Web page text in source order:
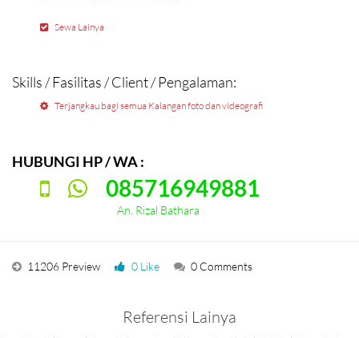
Sewa Lainya
Skills / Fasilitas / Client / Pengalaman:
Terjangkau bagi semua Kalangan foto dan videografi
HUBUNGI HP / WA :
085716949881
An. Rizal Bathara
11206 Preview 0 Like 0 Comments
Referensi Lainya